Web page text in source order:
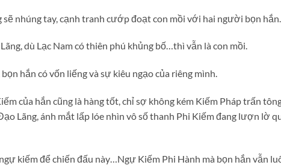
nhúng tay, cạnh tranh cướp đoạt con mồi với hai người bọn hắn.
dù Lạc Nam có thiên phú khủng bố…thì vẫn là con mồi.
hắn có vốn liếng và sự kiêu ngạo của riêng mình.
của hắn cũng là hàng tốt, chỉ sợ không kém Kiếm Pháp trấn
Lãng, ánh mắt lấp lóe nhìn vô số thanh Phi Kiếm đang lượn lờ
kiếm để chiến đấu này…Ngự Kiếm Phi Hành mà bọn hắn vẫn